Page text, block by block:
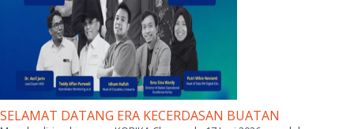
SELAMAT DATANG ERA KECERDASAN BUATAN